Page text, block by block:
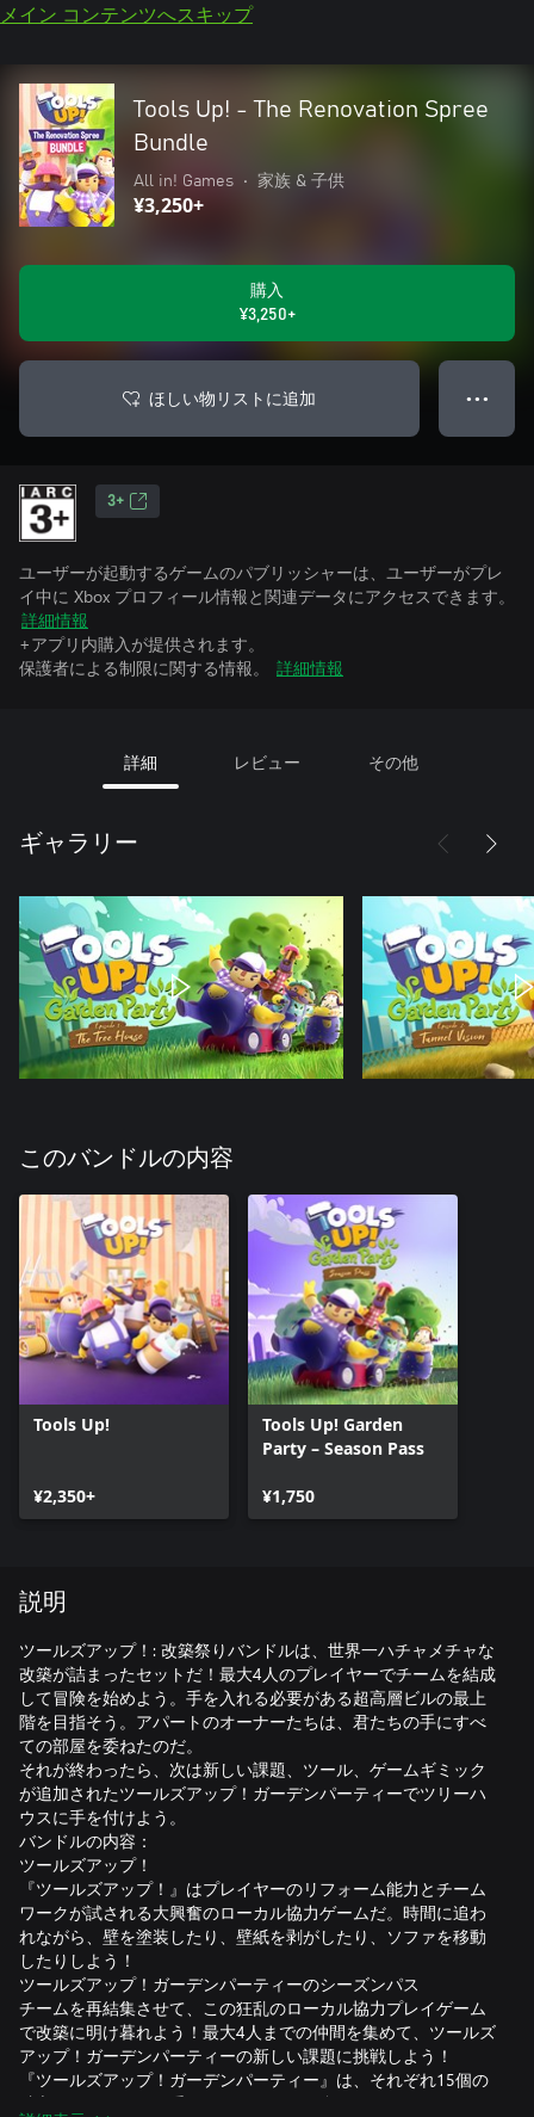
メイン コンテンツへスキップ
Tools Up! - The Renovation Spree
Bundle
All in! Games • 家族 & 子供
¥3,250+
購入
¥3,250+
ほしい物リストに追加 ● ● ●
3+
ユーザーが起動するゲームのパブリッシャーは、ユーザーがプレ
イ中に Xbox プロフィール情報と関連データにアクセスできます。
詳細情報
+アプリ内購入が提供されます。
保護者による制限に関する情報。
詳細情報
詳細 レビュー その他
ギャラリー
このバンドルの内容
Tools Up!
¥2,350+
Tools Up! Garden
Party – Season Pass
¥1,750
説明
ツールズアップ！: 改築祭りバンドルは、世界一ハチャメチャな
改築が詰まったセットだ！最大4人のプレイヤーでチームを結成
して冒険を始めよう。手を入れる必要がある超高層ビルの最上
階を目指そう。アパートのオーナーたちは、君たちの手にすべ
ての部屋を委ねたのだ。
それが終わったら、次は新しい課題、ツール、ゲームギミック
が追加されたツールズアップ！ガーデンパーティーでツリーハ
ウスに手を付けよう。
バンドルの内容：
ツールズアップ！
『ツールズアップ！』はプレイヤーのリフォーム能力とチーム
ワークが試される大興奮のローカル協力ゲームだ。時間に追わ
れながら、壁を塗装したり、壁紙を剥がしたり、ソファを移動
したりしよう！
ツールズアップ！ガーデンパーティーのシーズンパス
チームを再結集させて、この狂乱のローカル協力プレイゲーム
で改築に明け暮れよう！最大4人までの仲間を集めて、ツールズ
アップ！ガーデンパーティーの新しい課題に挑戦しよう！
『ツールズアップ！ガーデンパーティー』は、それぞれ15個の
独立したステージと手ごわいボスの組み合わせからなる3つのエ